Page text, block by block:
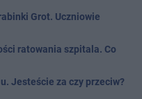
Grot. Uczniowie
ratowania szpitala. Co
Jesteście za czy przeciw?